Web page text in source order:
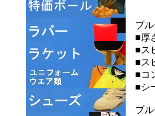
ブ
■厚
■ス
■ス
■コ
■シ
ブ